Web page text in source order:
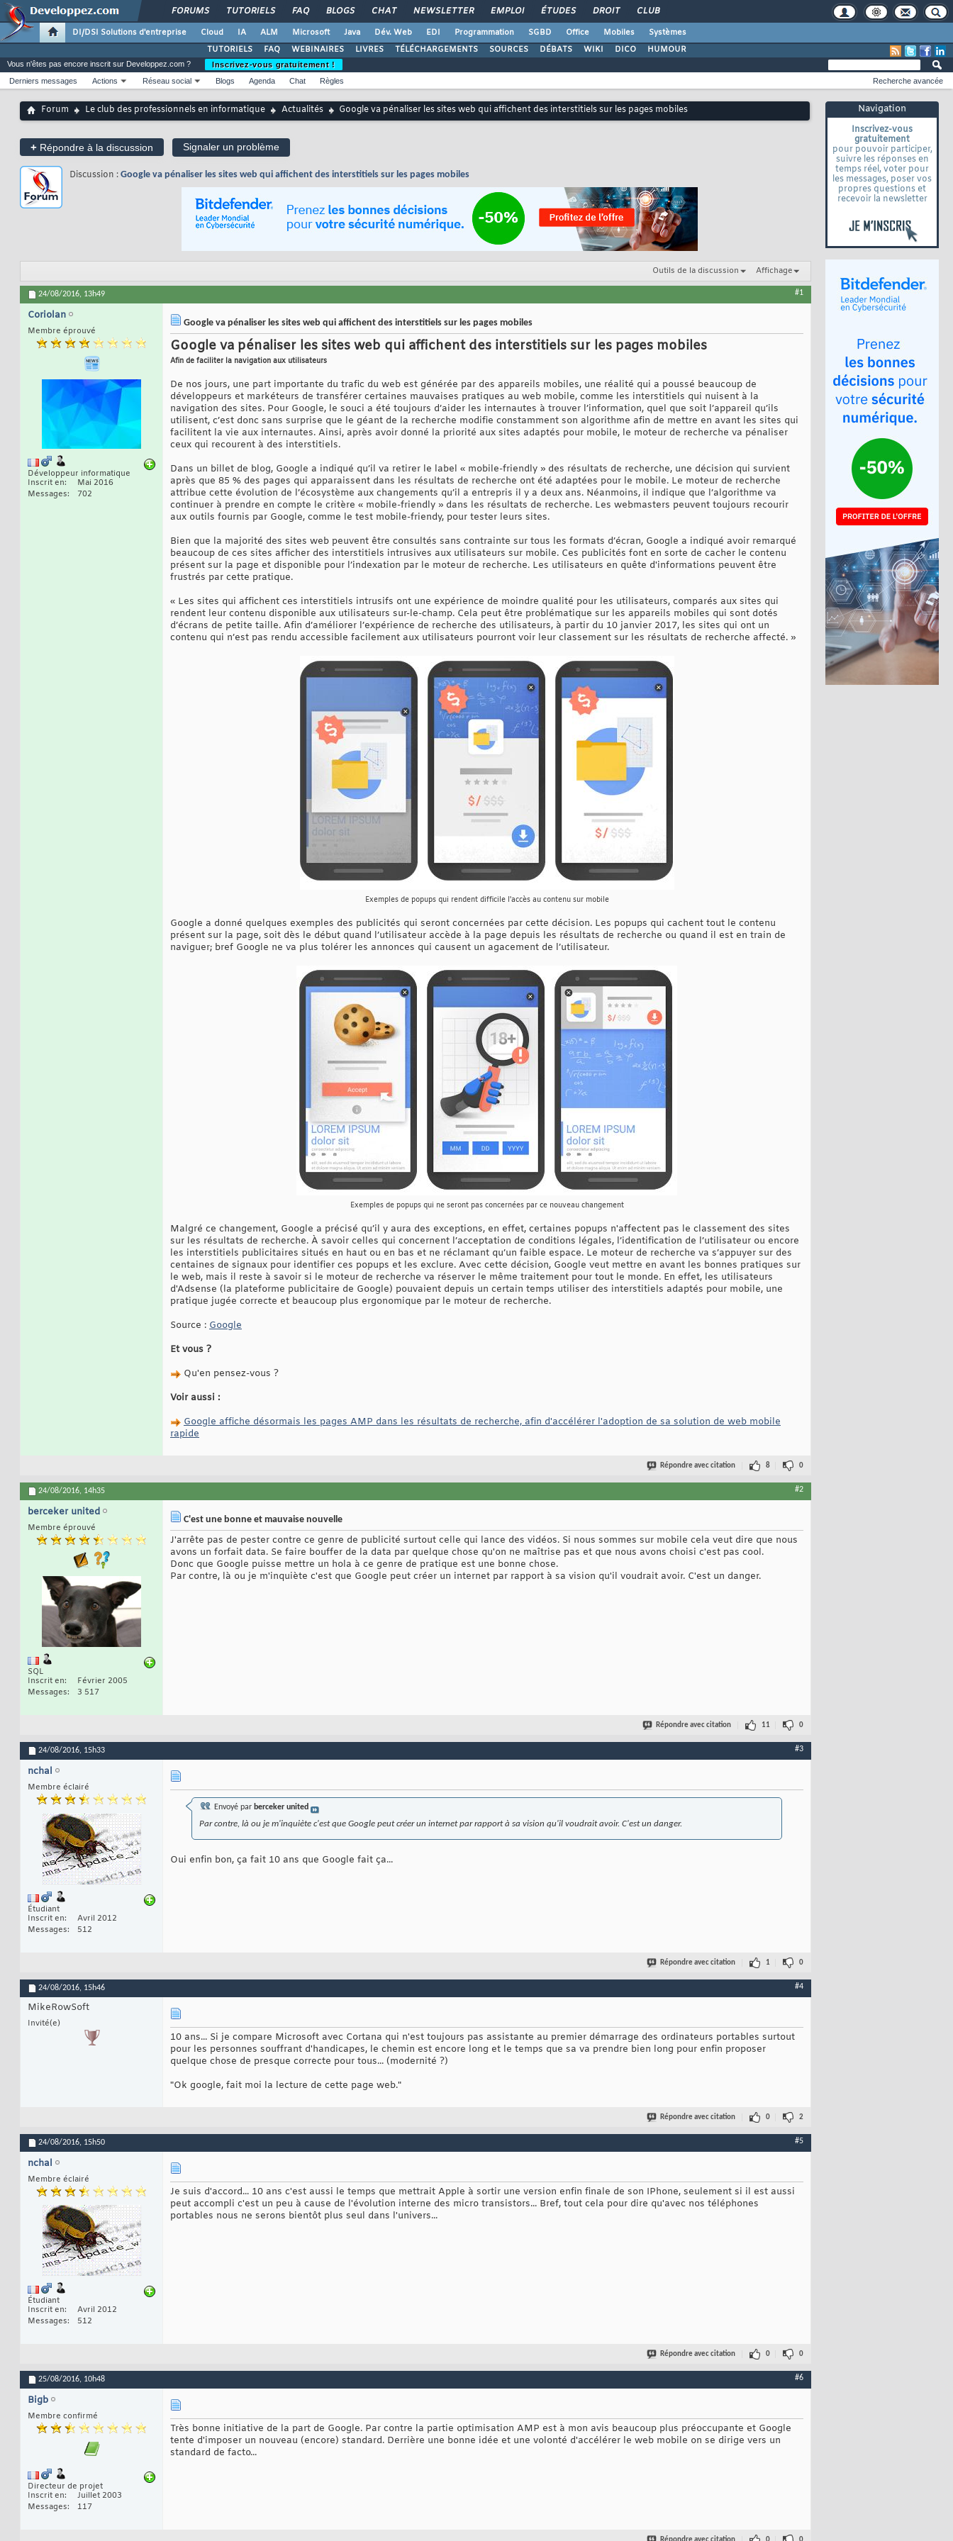
FORUMS TUTORIELS FAQ BLOGS CHAT NEWSLETTER EMPLOI ÉTUDES DROIT CLUB
DI/DSI Solutions d'entreprise Cloud IA ALM Microsoft Java Dév. Web EDI Programmation SGBD Office Mobiles
Systèmes
TUTORIELS
FAQ WEBINAIRES LIVRES TÉLÉCHARGEMENTS SOURCES DÉBATS WIKI DICO HUMOUR
Navigation
Inscrivez-vous
gratuitement
pour pouvoir participer,
suivre les réponses en
temps réel, voter pour
les messages, poser vos
propres questions et
recevoir la newsletter
Vous n'êtes pas encore inscrit sur Developpez.com ?
Inscrivez-vous gratuitement !
Derniers messages
Actions Réseau social Blogs Agenda Chat Règles Recherche avancée
Forum Le club des professionnels en informatique Actualités Google va pénaliser les sites web qui affichent des interstitiels sur les pages mobiles
+ Répondre à la discussion Signaler un problème
Discussion : Google va pénaliser les sites web qui affichent des interstitiels sur les pages mobiles
Outils de la discussion Affichage
24/08/2016, 13h49 #1
Coriolan
Membre éprouvé
Développeur informatique
Inscrit en
Mai 2016
Messages
702
Google va pénaliser les sites web qui affichent des interstitiels sur les pages mobiles
Google va pénaliser les sites web qui affichent des interstitiels sur les pages mobiles
Afin de faciliter la navigation aux utilisateurs
De nos jours, une part importante du trafic du web est générée par des appareils mobiles, une réalité qui a poussé beaucoup de
développeurs et markéteurs de transférer certaines mauvaises pratiques au web mobile, comme les interstitiels qui nuisent à la
navigation des sites. Pour Google, le souci a été toujours d’aider les internautes à trouver l’information, quel que soit l’appareil qu’ils
utilisent, c’est donc sans surprise que le géant de la recherche modifie constamment son algorithme afin de mettre en avant les sites qui
facilitent la vie aux internautes. Ainsi, après avoir donné la priorité aux sites adaptés pour mobile, le moteur de recherche va pénaliser
ceux qui recourent à des interstitiels.
Dans un billet de blog, Google a indiqué qu’il va retirer le label « mobile-friendly » des résultats de recherche, une décision qui survient
après que 85 % des pages qui apparaissent dans les résultats de recherche ont été adaptées pour le mobile. Le moteur de recherche
attribue cette évolution de l’écosystème aux changements qu’il a entrepris il y a deux ans. Néanmoins, il indique que l’algorithme va
continuer à prendre en compte le critère « mobile-friendly » dans les résultats de recherche. Les webmasters peuvent toujours recourir
aux outils fournis par Google, comme le test mobile-friendy, pour tester leurs sites.
Bien que la majorité des sites web peuvent être consultés sans contrainte sur tous les formats d’écran, Google a indiqué avoir remarqué
beaucoup de ces sites afficher des interstitiels intrusives aux utilisateurs sur mobile. Ces publicités font en sorte de cacher le contenu
présent sur la page et disponible pour l’indexation par le moteur de recherche. Les utilisateurs en quête d'informations peuvent être
frustrés par cette pratique.
« Les sites qui affichent ces interstitiels intrusifs ont une expérience de moindre qualité pour les utilisateurs, comparés aux sites qui
rendent leur contenu disponible aux utilisateurs sur-le-champ. Cela peut être problématique sur les appareils mobiles qui sont dotés
d’écrans de petite taille. Afin d’améliorer l’expérience de recherche des utilisateurs, à partir du 10 janvier 2017, les sites qui ont un
contenu qui n’est pas rendu accessible facilement aux utilisateurs pourront voir leur classement sur les résultats de recherche affecté. »
Exemples de popups qui rendent difficile l'accès au contenu sur mobile
Google a donné quelques exemples des publicités qui seront concernées par cette décision. Les popups qui cachent tout le contenu
présent sur la page, soit dès le début quand l’utilisateur accède à la page depuis les résultats de recherche ou quand il est en train de
naviguer; bref Google ne va plus tolérer les annonces qui causent un agacement de l’utilisateur.
Exemples de popups qui ne seront pas concernées par ce nouveau changement
Malgré ce changement, Google a précisé qu’il y aura des exceptions, en effet, certaines popups n'affectent pas le classement des sites
sur les résultats de recherche. À savoir celles qui concernent l’acceptation de conditions légales, l’identification de l’utilisateur ou encore
les interstitiels publicitaires situés en haut ou en bas et ne réclamant qu’un faible espace. Le moteur de recherche va s’appuyer sur des
centaines de signaux pour identifier ces popups et les exclure. Avec cette décision, Google veut mettre en avant les bonnes pratiques sur
le web, mais il reste à savoir si le moteur de recherche va réserver le même traitement pour tout le monde. En effet, les utilisateurs
d'Adsense (la plateforme publicitaire de Google) pouvaient depuis un certain temps utiliser des interstitiels adaptés pour mobile, une
pratique jugée correcte et beaucoup plus ergonomique par le moteur de recherche.
Source : Google
Et vous ?
Qu'en pensez-vous ?
Voir aussi :
Google affiche désormais les pages AMP dans les résultats de recherche, afin d'accélérer l'adoption de sa solution de web mobile
rapide
Répondre avec citation 8 0
24/08/2016, 14h35 #2
berceker united
Membre éprouvé
SQL
Inscrit en
Février 2005
Messages
3 517
C'est une bonne et mauvaise nouvelle
J'arrête pas de pester contre ce genre de publicité surtout celle qui lance des vidéos. Si nous sommes sur mobile cela veut dire que nous
avons un forfait data. Se faire bouffer de la data par quelque chose qu'on ne maîtrise pas et que nous avons choisi c'est pas cool.
Donc que Google puisse mettre un hola à ce genre de pratique est une bonne chose.
Par contre, là ou je m'inquiète c'est que Google peut créer un internet par rapport à sa vision qu'il voudrait avoir. C'est un danger.
Répondre avec citation 11 0
24/08/2016, 15h33 #3
nchal
Membre éclairé
Étudiant
Inscrit en
Avril 2012
Messages
512
Envoyé par berceker united
Par contre, là ou je m'inquiète c'est que Google peut créer un internet par rapport à sa vision qu'il voudrait avoir. C'est un danger.
Oui enfin bon, ça fait 10 ans que Google fait ça...
Répondre avec citation 1 0
24/08/2016, 15h46 #4
MikeRowSoft
Invité(e)
10 ans... Si je compare Microsoft avec Cortana qui n'est toujours pas assistante au premier démarrage des ordinateurs portables surtout
pour les personnes souffrant d'handicapes, le chemin est encore long et le temps que sa va prendre bien long pour enfin proposer
quelque chose de presque correcte pour tous... (modernité ?)
"Ok google, fait moi la lecture de cette page web."
Répondre avec citation 0 2
24/08/2016, 15h50 #5
nchal
Membre éclairé
Étudiant
Inscrit en
Avril 2012
Messages
512
Je suis d'accord... 10 ans c'est aussi le temps que mettrait Apple à sortir une version enfin finale de son IPhone, seulement si il est aussi
peut accompli c'est un peu à cause de l'évolution interne des micro transistors... Bref, tout cela pour dire qu'avec nos téléphones
portables nous ne serons bientôt plus seul dans l'univers...
Répondre avec citation 0 0
25/08/2016, 10h48 #6
Bigb
Membre confirmé
Directeur de projet
Inscrit en
Juillet 2003
Messages
117
Très bonne initiative de la part de Google. Par contre la partie optimisation AMP est à mon avis beaucoup plus préoccupante et Google
tente d'imposer un nouveau (encore) standard. Derrière une bonne idée et une volonté d'accélérer le web mobile on se dirige vers un
standard de facto...